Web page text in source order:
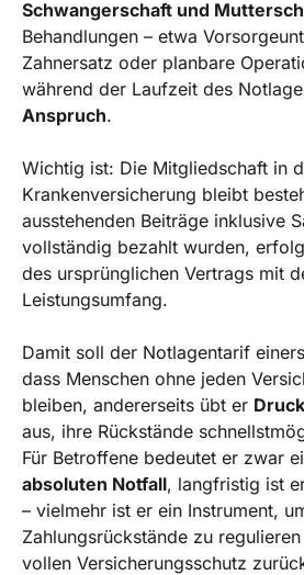
Schwangerschaft und
Behandlungen – etwa
Zahnersatz oder planbare
während der Laufzeit des
Anspruch.
Wichtig ist: Die Mitgliedschaft in
Krankenversicherung bleibt
ausstehenden Beiträge inklusive
vollständig bezahlt wurden,
des ursprünglichen Vertrags mit
Leistungsumfang.
Damit soll der Notlagentarif
dass Menschen ohne jeden
bleiben, andererseits übt er
aus, ihre Rückstände
Für Betroffene bedeutet er zwar
absoluten Notfall, langfristig ist
– vielmehr ist er ein Instrument,
Zahlungsrückstände zu
vollen Versicherungsschutz